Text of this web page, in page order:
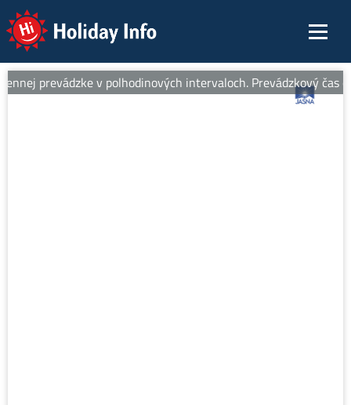
Holiday Info
prevádzke v polhodinových intervaloch. Prevádzkový čas